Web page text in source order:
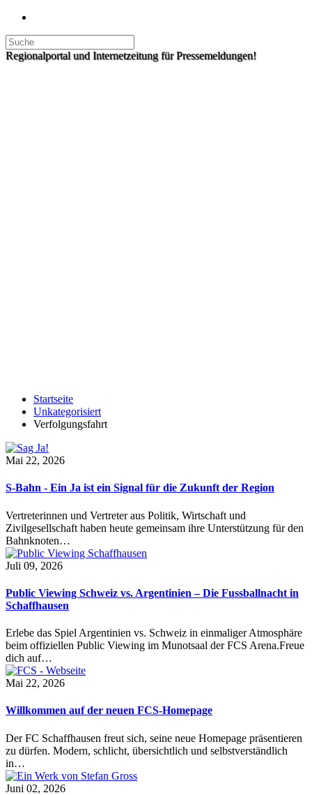
Regionalportal und Internetzeitung für Pressemeldungen!
Startseite
Unkategorisiert
Verfolgungsfahrt
Mai 22, 2026
S-Bahn - Ein Ja ist ein Signal für die Zukunft der Region
Vertreterinnen und Vertreter aus Politik, Wirtschaft und
Zivilgesellschaft haben heute gemeinsam ihre Unterstützung für den
Bahnknoten…
Juli 09, 2026
Public Viewing Schweiz vs. Argentinien – Die Fussballnacht in
Schaffhausen
Erlebe das Spiel Argentinien vs. Schweiz in einmaliger Atmosphäre
beim offiziellen Public Viewing im Munotsaal der FCS Arena.Freue
dich auf…
Mai 22, 2026
Willkommen auf der neuen FCS-Homepage
Der FC Schaffhausen freut sich, seine neue Homepage präsentieren
zu dürfen. Modern, schlicht, übersichtlich und selbstverständlich
in…
Juni 02, 2026